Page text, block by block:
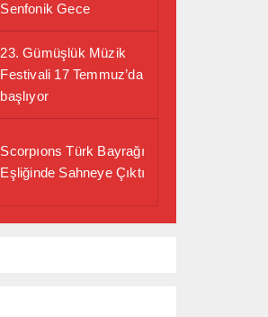
Senfonik Gece
23. Gümüşlük Müzik
Festivali 17 Temmuz’da
başlıyor
Scorpıons Türk Bayrağı
Eşliğinde Sahneye Çıktı